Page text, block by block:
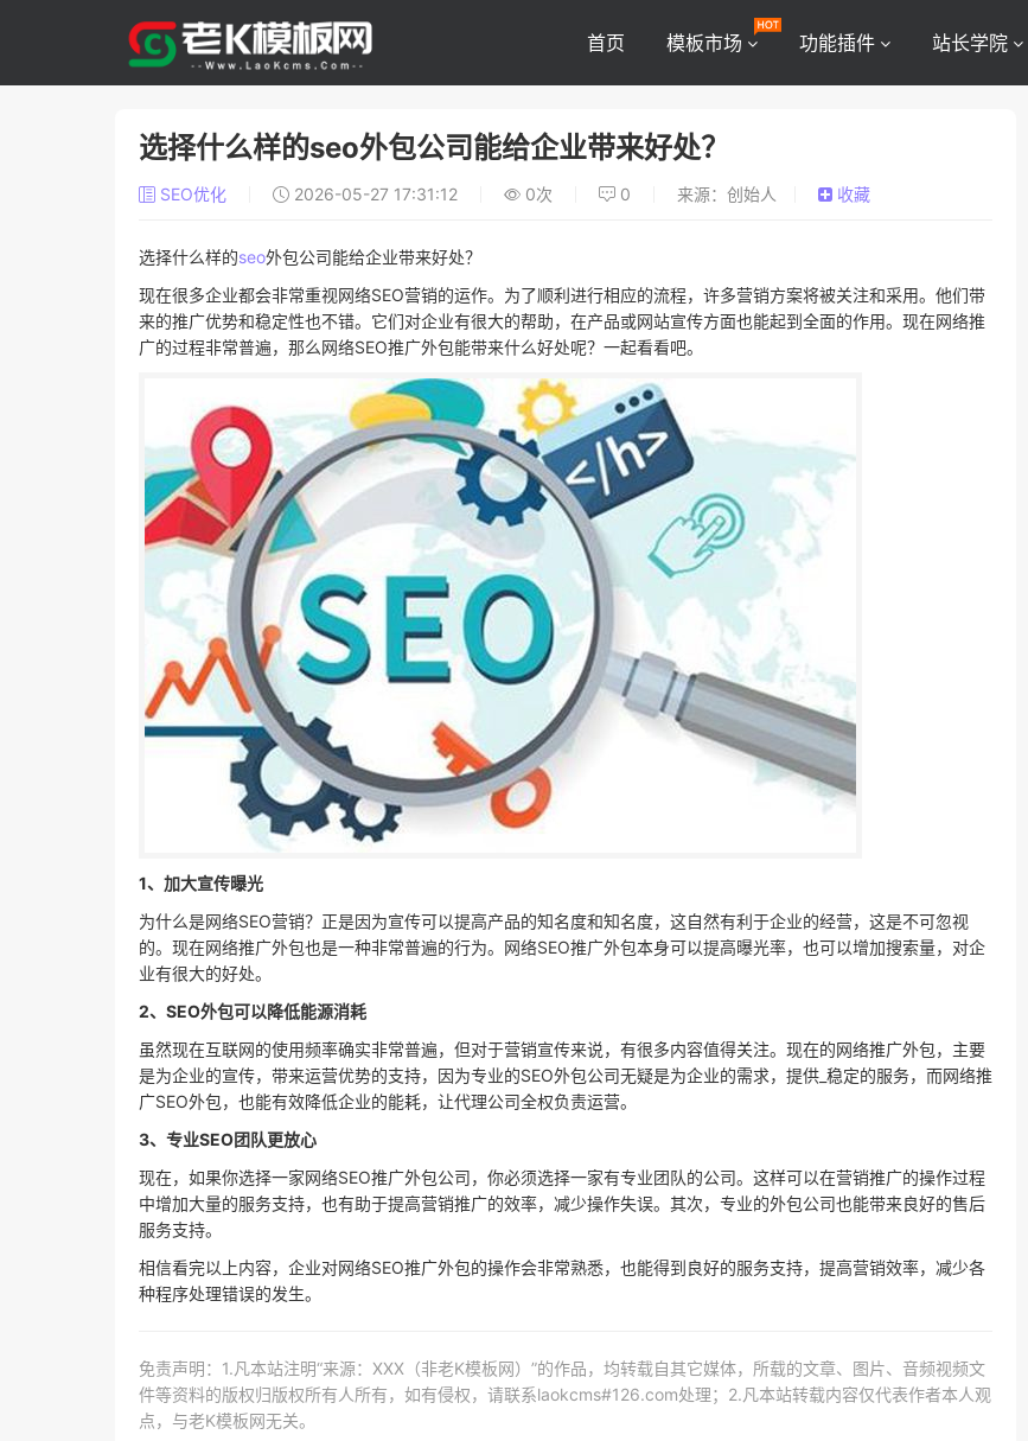
首页 模板市场 功能插件 站长学院
选择什么样的seo外包公司能给企业带来好处？
SEO优化 2026-05-27 17:31:12 0次 0 来源：创始人 收藏
选择什么样的seo外包公司能给企业带来好处？
现在很多企业都会非常重视网络SEO营销的运作。为了顺利进行相应的流程，许多营销方案将被关注和采用。他们带
来的推广优势和稳定性也不错。它们对企业有很大的帮助，在产品或网站宣传方面也能起到全面的作用。现在网络推
广的过程非常普遍，那么网络SEO推广外包能带来什么好处呢？一起看看吧。
1、加大宣传曝光
为什么是网络SEO营销？正是因为宣传可以提高产品的知名度和知名度，这自然有利于企业的经营，这是不可忽视
的。现在网络推广外包也是一种非常普遍的行为。网络SEO推广外包本身可以提高曝光率，也可以增加搜索量，对企
业有很大的好处。
2、SEO外包可以降低能源消耗
虽然现在互联网的使用频率确实非常普遍，但对于营销宣传来说，有很多内容值得关注。现在的网络推广外包，主要
是为企业的宣传，带来运营优势的支持，因为专业的SEO外包公司无疑是为企业的需求，提供_稳定的服务，而网络推
广SEO外包，也能有效降低企业的能耗，让代理公司全权负责运营。
3、专业SEO团队更放心
现在，如果你选择一家网络SEO推广外包公司，你必须选择一家有专业团队的公司。这样可以在营销推广的操作过程
中增加大量的服务支持，也有助于提高营销推广的效率，减少操作失误。其次，专业的外包公司也能带来良好的售后
服务支持。
相信看完以上内容，企业对网络SEO推广外包的操作会非常熟悉，也能得到良好的服务支持，提高营销效率，减少各
种程序处理错误的发生。
免责声明：1.凡本站注明“来源：XXX（非老K模板网）”的作品，均转载自其它媒体，所载的文章、图片、音频视频文
件等资料的版权归版权所有人所有，如有侵权，请联系laokcms#126.com处理；2.凡本站转载内容仅代表作者本人观
点，与老K模板网无关。